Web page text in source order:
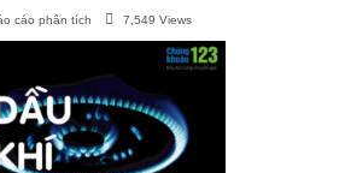
cáo phân tích 7,549 Views